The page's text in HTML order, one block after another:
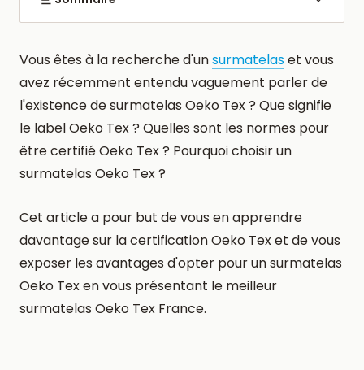
Vous êtes à la recherche d'unsurmatelaset vous
avez récemment entendu vaguement parler de
l'existence de surmatelas Oeko Tex ? Que signifie
le label Oeko Tex ? Quelles sont les normes pour
être certifié Oeko Tex ? Pourquoi choisir un
surmatelas Oeko Tex ?
Cet article a pour but de vous en apprendre
davantage sur la certification Oeko Tex et de vous
exposer les avantages d'opter pour un surmatelas
Oeko Tex en vous présentant le meilleur
surmatelas Oeko Tex France.